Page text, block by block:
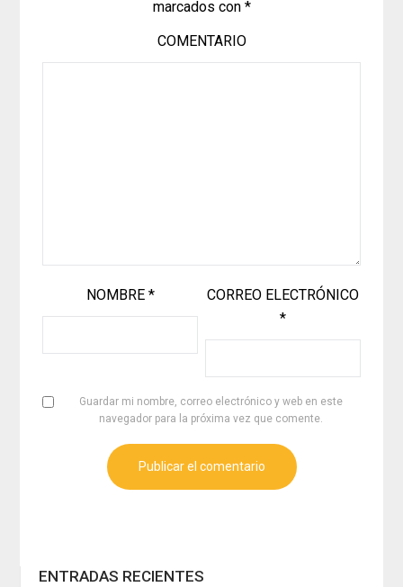
marcados con *
COMENTARIO
NOMBRE *
CORREO ELECTRÓNICO
*
Guardar mi nombre, correo electrónico y web en este
navegador para la próxima vez que comente.
ENTRADAS RECIENTES